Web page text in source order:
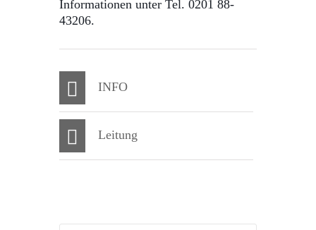
Informationen unter Tel. 0201 88-
43206.
INFO
Leitung